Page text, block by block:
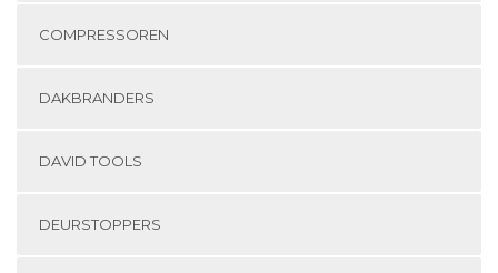
COMPRESSOREN
DAKBRANDERS
DAVID TOOLS
DEURSTOPPERS